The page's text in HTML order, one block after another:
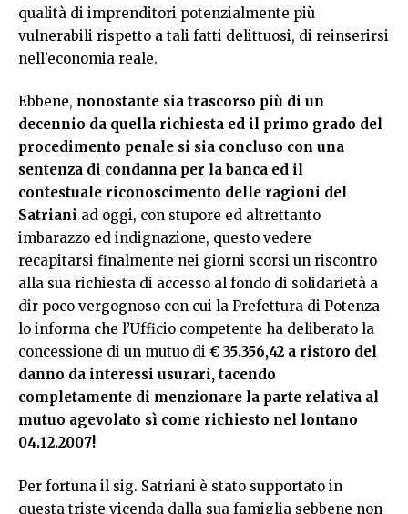
qualità di imprenditori potenzialmente più
vulnerabili rispetto a tali fatti delittuosi, di reinserirsi
nell’economia reale.
Ebbene, nonostante sia trascorso più di un
decennio da quella richiesta ed il primo grado del
procedimento penale si sia concluso con una
sentenza di condanna per la banca ed il
contestuale riconoscimento delle ragioni del
Satriani ad oggi, con stupore ed altrettanto
imbarazzo ed indignazione, questo vedere
recapitarsi finalmente nei giorni scorsi un riscontro
alla sua richiesta di accesso al fondo di solidarietà a
dir poco vergognoso con cui la Prefettura di Potenza
lo informa che l’Ufficio competente ha deliberato la
concessione di un mutuo di € 35.356,42 a ristoro del
danno da interessi usurari, tacendo
completamente di menzionare la parte relativa al
mutuo agevolato sì come richiesto nel lontano
04.12.2007!
Per fortuna il sig. Satriani è stato supportato in
questa triste vicenda dalla sua famiglia sebbene non